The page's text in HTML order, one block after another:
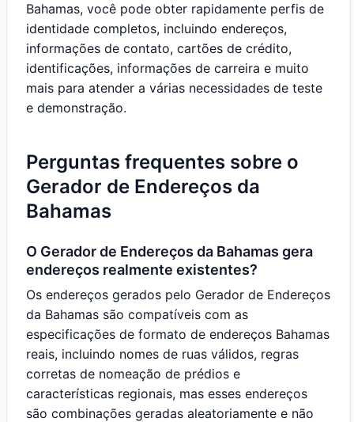
Bahamas, você pode obter rapidamente perfis de
identidade completos, incluindo endereços,
informações de contato, cartões de crédito,
identificações, informações de carreira e muito
mais para atender a várias necessidades de teste
e demonstração.
Perguntas frequentes sobre o
Gerador de Endereços da
Bahamas
O Gerador de Endereços da Bahamas gera
endereços realmente existentes?
Os endereços gerados pelo Gerador de Endereços
da Bahamas são compatíveis com as
especificações de formato de endereços Bahamas
reais, incluindo nomes de ruas válidos, regras
corretas de nomeação de prédios e
características regionais, mas esses endereços
são combinações geradas aleatoriamente e não